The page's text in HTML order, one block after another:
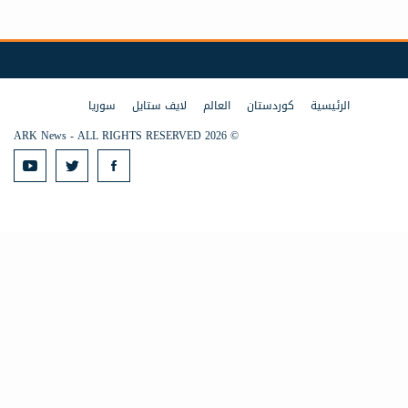
الرئيسية كوردستان العالم لايف ستايل
سوريا
© 2026 ARK News - ALL RIGHTS RESERVED